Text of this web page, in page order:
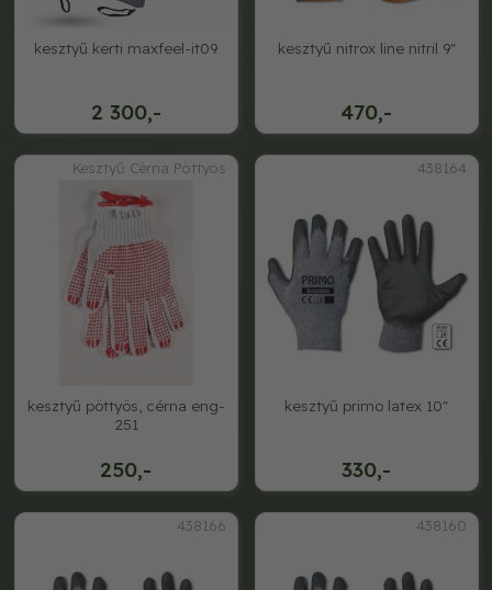
2 300,-
kesztyű kerti maxfeel-it09
470,-
kesztyű nitrox line nitril 9"
Kesztyű Cérna Pöttyös
250,-
kesztyű pöttyös, cérna eng-
251
438164
330,-
kesztyű primo latex 10"
438166 438160